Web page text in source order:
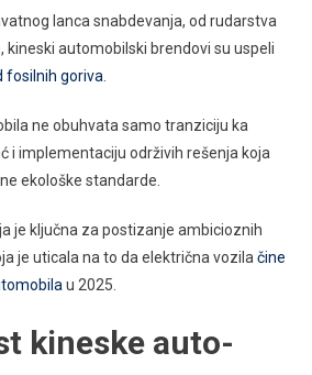
lanca snabdevanja, od rudarstva
kineski automobilski brendovi su uspeli
fosilnih goriva
ne obuhvata samo tranziciju ka
i implementaciju održivih rešenja koja
ekološke standarde.
je ključna za postizanje ambicioznih
je uticala na to da električna vozila čine
u 2025.
kineske auto-